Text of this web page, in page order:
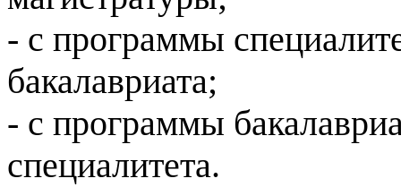
- с программы
бакалавриата;
- с программы
специалитета.